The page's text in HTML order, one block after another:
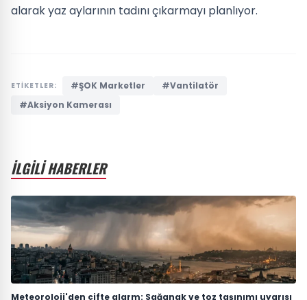
alarak yaz aylarının tadını çıkarmayı planlıyor.
ETİKETLER: #ŞOK Marketler
#Vantilatör
#Aksiyon Kamerası
İLGİLİ HABERLER
Meteoroloji'den çifte alarm: Sağanak ve toz taşınımı uyarısı